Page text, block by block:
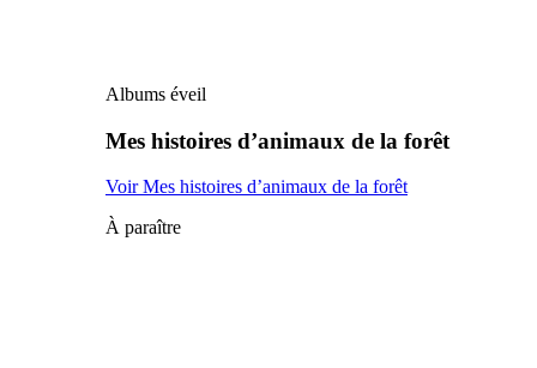
Albums éveil
Mes histoires d’animaux de la forêt
Voir Mes histoires d’animaux de la forêt
À paraître